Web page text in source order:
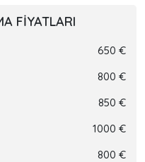
FIYATLARI
650 €
800 €
850 €
1000 €
800 €